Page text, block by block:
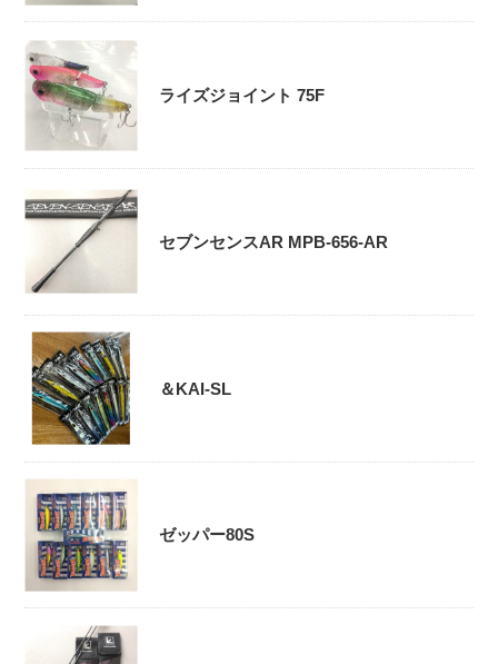
ライズジョイント 75F
セブンセンスAR MPB-656-AR
＆KAI-SL
ゼッパー80S